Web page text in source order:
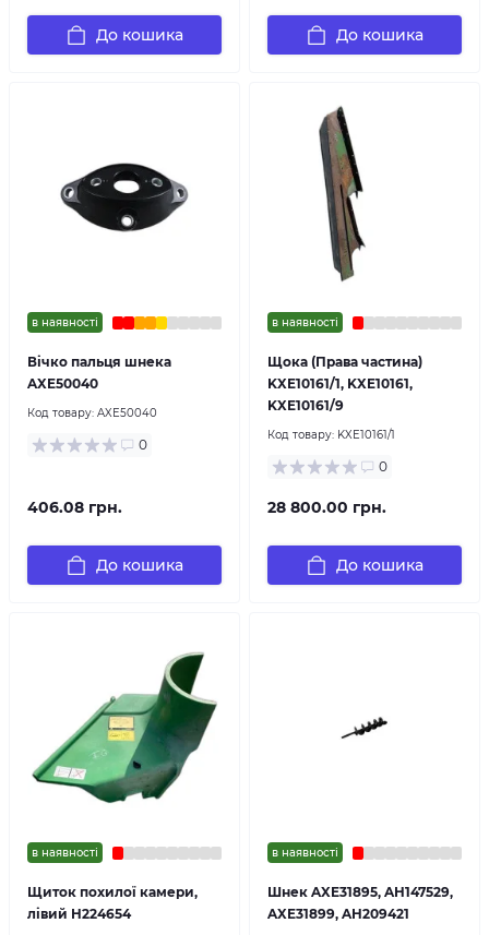
До кошика До кошика
в наявності
Вічко пальця шнека
AXE50040
Код товару: AXE50040
0
406.08 грн.
До кошика
в наявності
Щока (Права частина)
KXE10161/1, KXE10161,
KXE10161/9
Код товару: KXE10161/1
0
28 800.00 грн.
До кошика
в наявності
Щиток похилої камери,
лівий H224654
в наявності
Шнек AXE31895, AH147529,
AXE31899, AH209421